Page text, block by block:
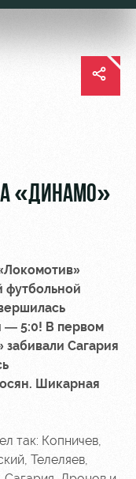
«ДИНАМО»
— 5:0! В первом
Сагария
Шикарная
так: Копничев,
Телеляев,